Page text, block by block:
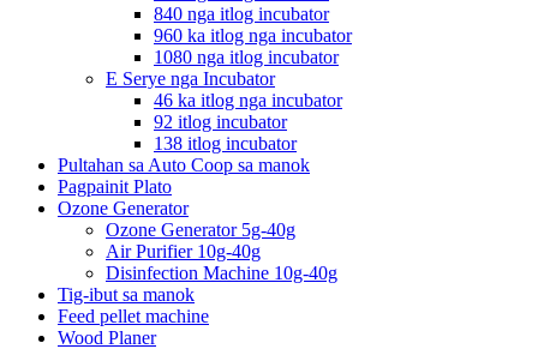
840 nga itlog incubator
960 ka itlog nga incubator
1080 nga itlog incubator
E Serye nga Incubator
46 ka itlog nga incubator
92 itlog incubator
138 itlog incubator
Pultahan sa Auto Coop sa manok
Pagpainit Plato
Ozone Generator
Ozone Generator 5g-40g
Air Purifier 10g-40g
Disinfection Machine 10g-40g
Tig-ibut sa manok
Feed pellet machine
Wood Planer